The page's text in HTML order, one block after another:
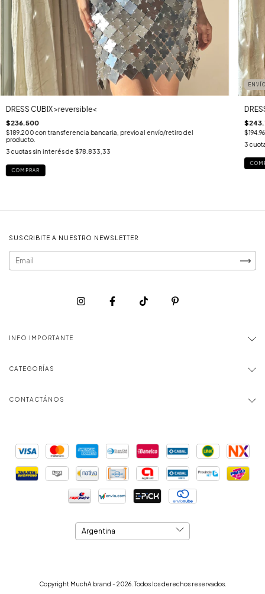
DRESS CUBIX >reversible<
$236.500
$189.200con transferencia bancaria, previo al envío/retiro del
producto.
3 cuotas sin interés de $78.833,33
COMPRAR
3
SUSCRIBITE A NUESTRO NEWSLETTER
INFO IMPORTANTE
CATEGORÍAS
CONTACTÁNOS
Copyright MuchA brand - 2026. Todos los derechos reservados.